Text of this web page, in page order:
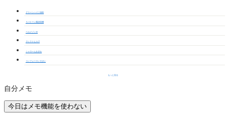
グリーンハイツ深田
リバトーン風詩回廊
ベルメゾンⅢ
クレストヒルズ
シャロームみぎわ
コンフォースいそがい
もっと見る
自分メモ
今日はメモ機能を使わない